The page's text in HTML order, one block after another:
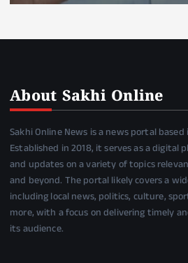
About Sakhi Online
Sakhi Online News is a news portal
Established in 2018, it serves as a digital
and updates on a variety of topics
and beyond. The portal likely covers a
including local news, politics, culture,
more, with a focus on delivering timely
its audience.